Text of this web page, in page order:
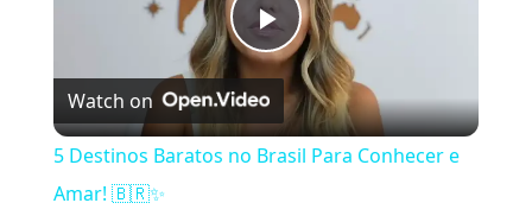
Play Video
Watch on
5 Destinos Baratos no Brasil Para Conhecer e
Amar! 🇧🇷✨